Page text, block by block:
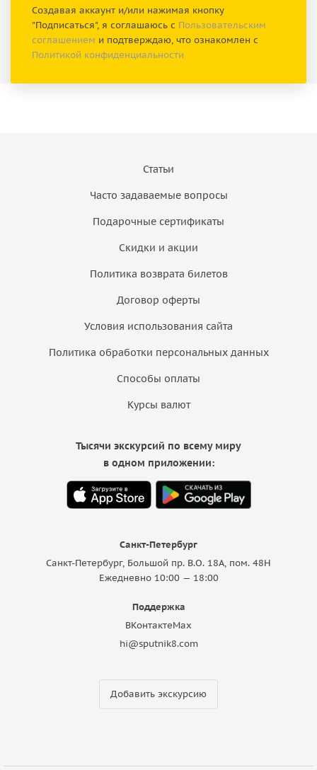
Создавая аккаунт и/или нажимая кнопку
"Подписаться", я соглашаюсь с Пользовательским
соглашением и подтверждаю, что ознакомлен с
Политикой конфиденциальности
Статьи
Часто задаваемые вопросы
Подарочные сертификаты
Скидки и акции
Политика возврата билетов
Договор оферты
Условия использования сайта
Политика обработки персональных данных
Способы оплаты
Курсы валют
Санкт-Петербург
Санкт-Петербург, Большой пр. В.О. 18A, пом. 48Н
Ежедневно 10:00 — 18:00
Поддержка
ВКонтактеMax
hi@sputnik8.com
Добавить экскурсию
Тысячи экскурсий по всему миру
в одном приложении: